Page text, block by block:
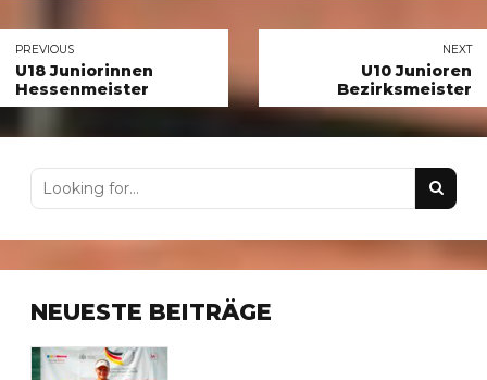
PREVIOUS
U18 Juniorinnen
Hessenmeister
NEXT
U10 Junioren
Bezirksmeister
NEUESTE BEITRÄGE